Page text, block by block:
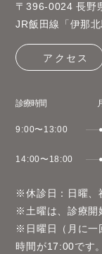
〒396-0024 長野
JR飯田線「伊那
アクセス
診療時間
9:00〜13:00
14:00〜18:00
※休診日：日曜、
※土曜は、診療開
※日曜日（月に一
時間が17:00です。